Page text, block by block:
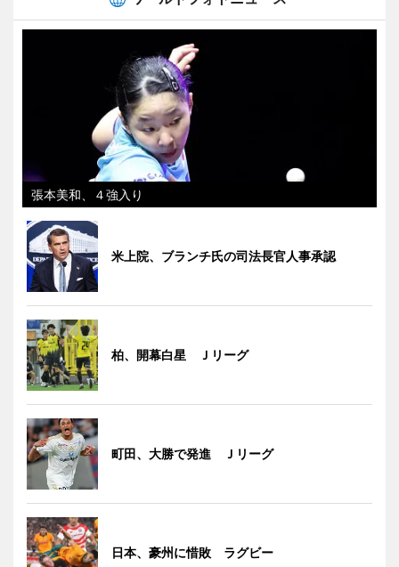
張本美和、４強入り
米上院、ブランチ氏の司法長官人事承認
柏、開幕白星 Ｊリーグ
町田、大勝で発進 Ｊリーグ
日本、豪州に惜敗 ラグビー